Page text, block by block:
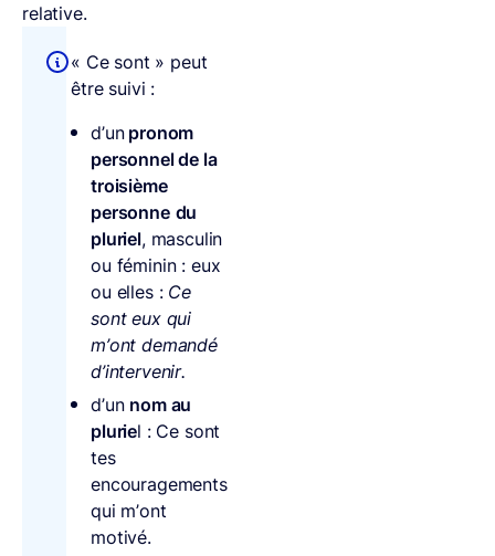
relative.
« Ce sont » peut
être suivi :
d’unpronom
personnel de la
troisième
personne du
pluriel, masculin
ou féminin : eux
ou elles : Ce
sont eux qui
m’ont demandé
d’intervenir.
d’un nom au
pluriel : Ce sont
tes
encouragements
qui m’ont
motivé.